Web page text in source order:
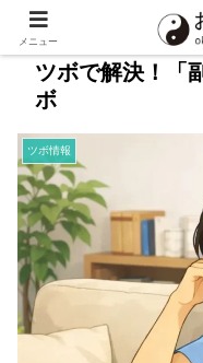
ツボで解決！「
ボ
ツボ情報
メニュー